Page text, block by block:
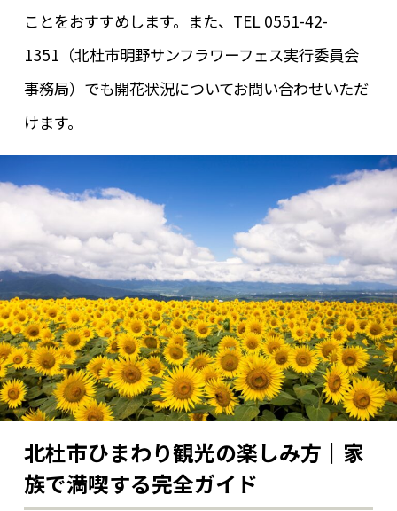
ことをおすすめします。また、TEL 0551-42-
1351（北杜市明野サンフラワーフェス実行委員会
事務局）でも開花状況についてお問い合わせいただ
けます。
北杜市ひまわり観光の楽しみ方｜家
族で満喫する完全ガイド